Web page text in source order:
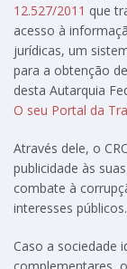
12.527/2011 que
acesso à
jurídicas, um
para a obtenção
desta Autarquia
O seu Portal da
Através dele, o
publicidade às
combate à
interesses públicos.
Caso a sociedade